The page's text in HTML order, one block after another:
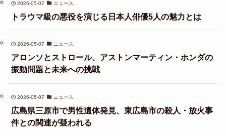
2026-05-07 ニュース
トラウマ級の悪役を演じる日本人俳優5人の魅力とは
2026-05-07 ニュース
アロンソとストロール、アストンマーティン・ホンダの
振動問題と未来への挑戦
2026-05-07 ニュース
広島県三原市で男性遺体発見、東広島市の殺人・放火事
件との関連が疑われる